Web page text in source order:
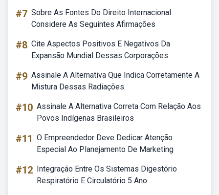
#7 Sobre As Fontes Do Direito Internacional
Considere As Seguintes Afirmações
#8 Cite Aspectos Positivos E Negativos Da
Expansão Mundial Dessas Corporações
#9 Assinale A Alternativa Que Indica Corretamente A
Mistura Dessas Radiações.
#10 Assinale A Alternativa Correta Com Relação Aos
Povos Indígenas Brasileiros
#11 O Empreendedor Deve Dedicar Atenção
Especial Ao Planejamento De Marketing
#12 Integração Entre Os Sistemas Digestório
Respiratório E Circulatório 5 Ano